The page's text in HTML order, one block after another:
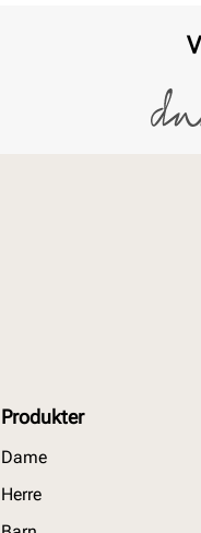
Produkter
Dame
Herre